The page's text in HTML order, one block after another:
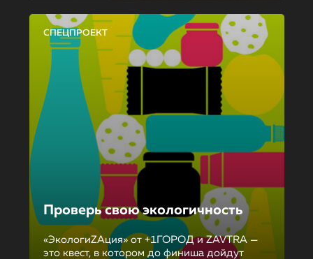
СПЕЦПРОЕКТ
Проверь свою экологичность
«ЭкологиZAция» от +1ГОРОД и ZAVTRA —
это квест, в котором до финиша дойдут